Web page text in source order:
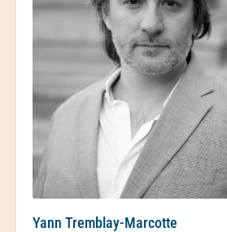
Yann Tremblay-Marcotte